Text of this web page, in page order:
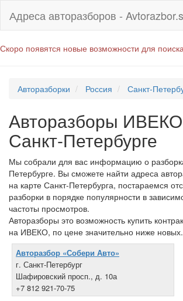
Адреса авторазборов -
Скоро появятся новые возможности для
Авторазборки Россия Санкт-
Авторазборы
Санкт-Петербурге
Мы собрали для вас информацию о
Петербурге. Вы сможете найти адреса
на карте Санкт-Петербурга, постараемся
разборки в порядке популярности в
частоты просмотров.
Авторазборы это возможность купить
на ИВЕКО, по цене значительно ниже новых.
Авторазбор «Собери Авто»
г. Санкт-Петербург
Шафировский просп., д. 10а
+7 812 921-70-75